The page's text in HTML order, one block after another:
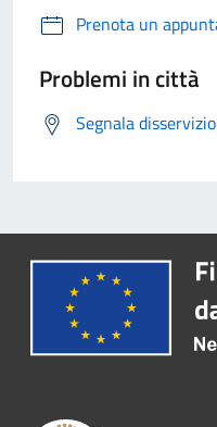
Prenota un
Problemi in città
Segnala disservizio